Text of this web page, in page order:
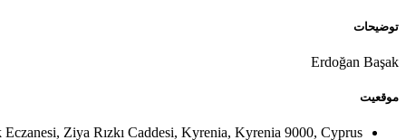
توضیحات
Erdoğan Başak
موقعیت
Eczanesi, Ziya Rızkı Caddesi, Kyrenia, Kyrenia 9000, Cyprus